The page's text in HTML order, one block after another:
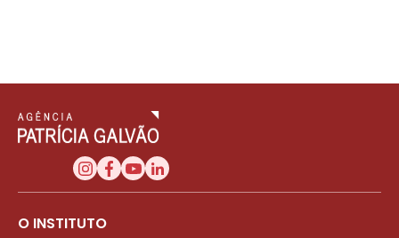
O INSTITUTO